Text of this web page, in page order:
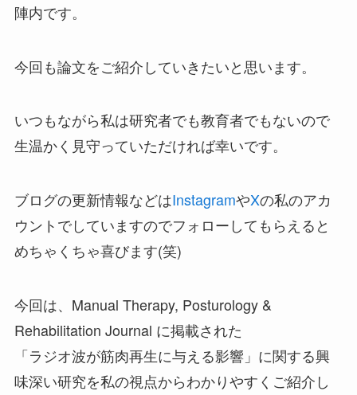
陣内です。
今回も論文をご紹介していきたいと思います。
いつもながら私は研究者でも教育者でもないので
生温かく見守っていただければ幸いです。
ブログの更新情報などはInstagramやXの私のアカ
ウントでしていますのでフォローしてもらえると
めちゃくちゃ喜びます(笑)
今回は、Manual Therapy, Posturology &
Rehabilitation Journal に掲載された
「ラジオ波が筋肉再生に与える影響」に関する興
味深い研究を私の視点からわかりやすくご紹介し